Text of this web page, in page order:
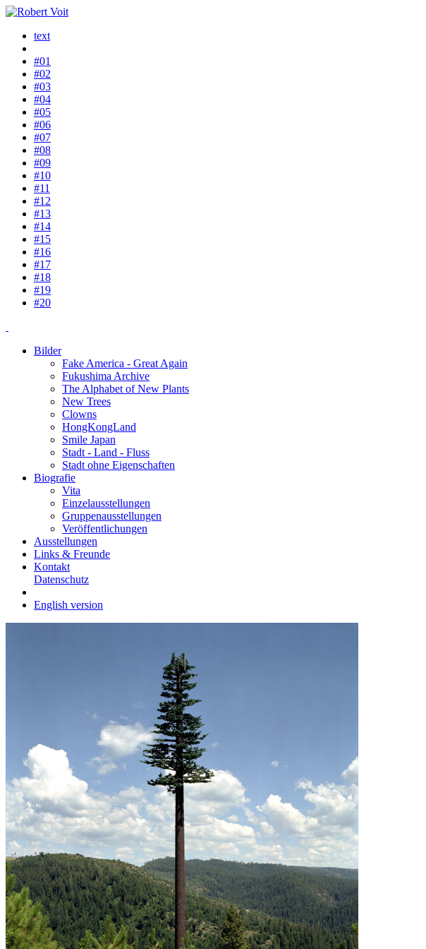
text
#01
#02
#03
#04
#05
#06
#07
#08
#09
#10
#11
#12
#13
#14
#15
#16
#17
#18
#19
#20
Bilder
Fake America - Great Again
Fukushima Archive
The Alphabet of New Plants
New Trees
Clowns
HongKongLand
Smile Japan
Stadt - Land - Fluss
Stadt ohne Eigenschaften
Biografie
Vita
Einzelausstellungen
Gruppenausstellungen
Veröffentlichungen
Ausstellungen
Links & Freunde
Kontakt
Datenschutz
English version